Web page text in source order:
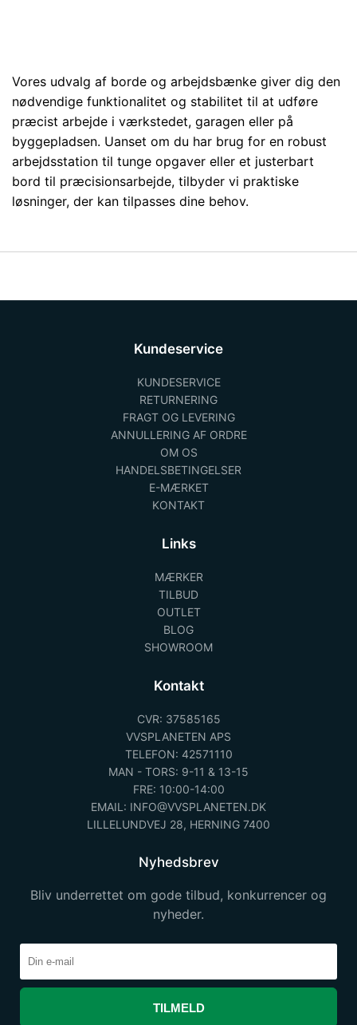
Vores udvalg af borde og arbejdsbænke giver dig den
nødvendige funktionalitet og stabilitet til at udføre
præcist arbejde i værkstedet, garagen eller på
byggepladsen. Uanset om du har brug for en robust
arbejdsstation til tunge opgaver eller et justerbart
bord til præcisionsarbejde, tilbyder vi praktiske
løsninger, der kan tilpasses dine behov.
Kundeservice
KUNDESERVICE
RETURNERING
FRAGT OG LEVERING
ANNULLERING AF ORDRE
OM OS
HANDELSBETINGELSER
E-MÆRKET
KONTAKT
Links
MÆRKER
TILBUD
OUTLET
BLOG
SHOWROOM
Kontakt
CVR: 37585165
VVSPLANETEN APS
TELEFON: 42571110
MAN - TORS: 9-11 & 13-15
FRE: 10:00-14:00
EMAIL: INFO@VVSPLANETEN.DK
LILLELUNDVEJ 28, HERNING 7400
Nyhedsbrev
Bliv underrettet om gode tilbud, konkurrencer og
nyheder.
TILMELD